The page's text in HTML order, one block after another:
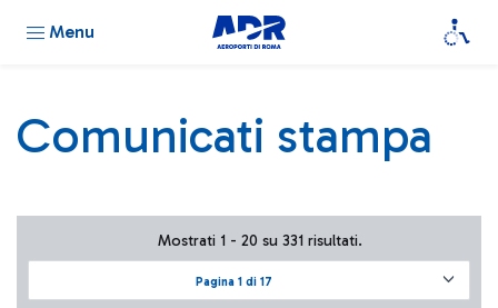
Menu
Comunicati stampa
Pagina 1 di 17
Mostrati 1 - 20 su 331 risultati.